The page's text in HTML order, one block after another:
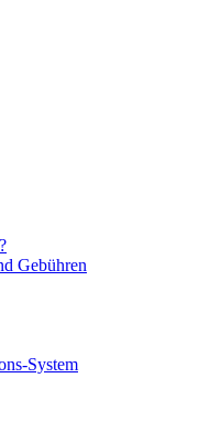
Gebühren
System